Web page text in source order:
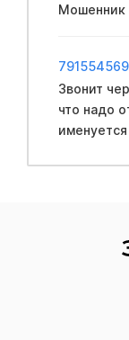
Мошенник
Звонит
что надо